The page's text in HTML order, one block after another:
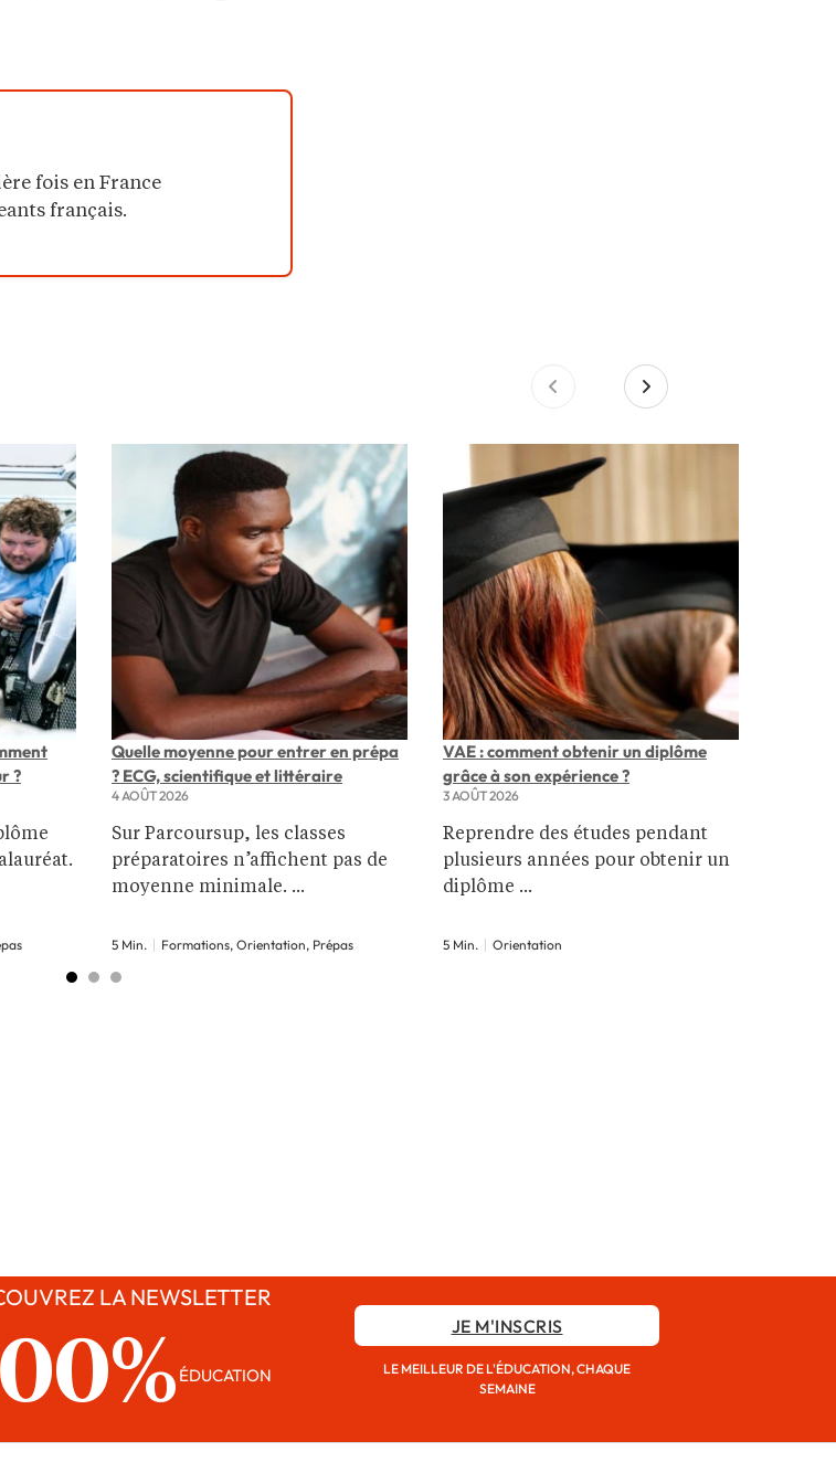
fois en France
français.
?
Quelle moyenne pour entrer en prépa
? ECG, scientifique et littéraire
4 AOÛT 2026
Sur Parcoursup, les classes
préparatoires n’affichent pas de
moyenne minimale. ...
5 Min. Formations, Orientation, Prépas
VAE : comment obtenir un diplôme
grâce à son expérience ?
3 AOÛT 2026
Reprendre des études pendant
plusieurs années pour obtenir un
diplôme ...
5 Min. Orientation
LA NEWSLETTER
ÉDUCATION
JE M'INSCRIS
LE MEILLEUR DE L'ÉDUCATION, CHAQUE
SEMAINE